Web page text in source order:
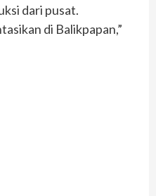
dari pusat.
di Balikpapan,”